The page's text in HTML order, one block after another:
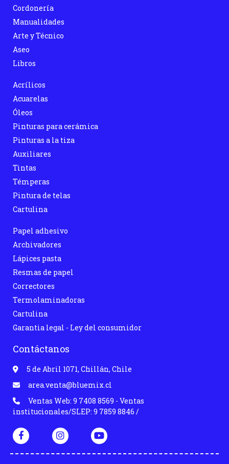
Cordonería
Manualidades
Arte y Técnico
Aseo
Libros
Acrílicos
Acuarelas
Óleos
Pinturas para cerámica
Pinturas a la tiza
Auxiliares
Tintas
Témperas
Pintura de telas
Cartulina
Papel adhesivo
Archivadores
Lápices pasta
Resmas de papel
Correctores
Termolaminadoras
Cartulina
Garantia legal - Ley del consumidor
Contáctanos
5 de Abril 1071, Chillán, Chile
area.venta@bluemix.cl
Ventas Web: 9 7408 8569 - Ventas
institucionales/SLEP: 9 7859 8846 /